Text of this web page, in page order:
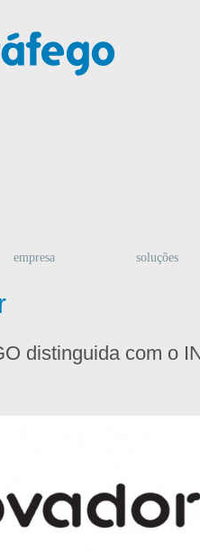
empresa soluções
distinguida com o